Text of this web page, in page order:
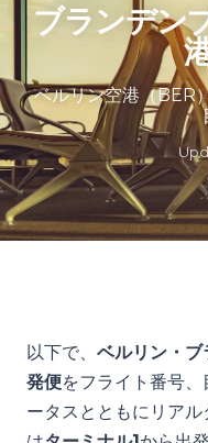
ブランデン
ベルリン空港（BER
以下で、 ベルリン・
発便をフライト番号
ータスとともにリア